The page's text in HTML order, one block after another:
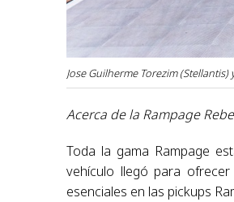
Jose Guilherme Torezim (Stellantis)
Acerca de la Rampage
Toda la gama Rampage
vehículo llegó para
esenciales en las pickups